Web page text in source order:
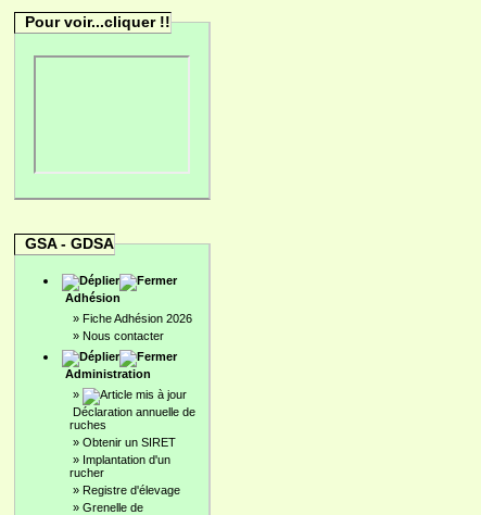
Pour voir...cliquer !!
GSA - GDSA
Adhésion
» Fiche Adhésion 2026
» Nous contacter
Administration
»
Déclaration annuelle de
ruches
» Obtenir un SIRET
» Implantation d'un
rucher
» Registre d'élevage
» Grenelle de